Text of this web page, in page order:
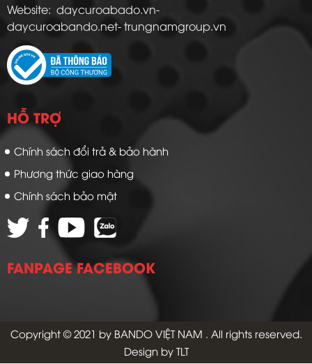
Website: daycuroabado.vn-
daycuroabando.net- trungnamgroup.vn
HỖ TRỢ
Chính sách đổi trả & bảo hành
Phương thức giao hàng
Chính sách bảo mật
FANPAGE FACEBOOK
Copyright © 2021 by BANDO VIỆT NAM . All rights reserved.
Design by TLT